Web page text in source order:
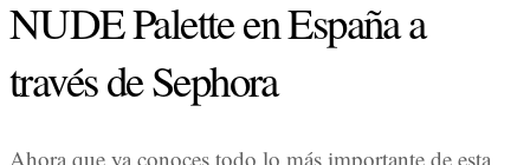
NUDE Palette en España a
través de Sephora
Ahora que ya conoces todo lo más importante de esta